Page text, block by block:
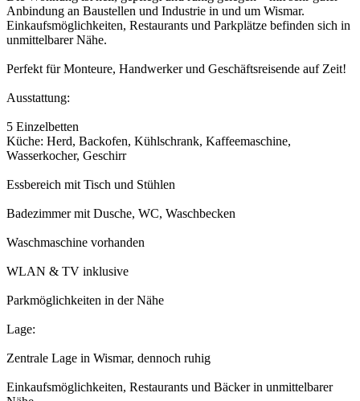
Anbindung an Baustellen und Industrie in und um Wismar.
Einkaufsmöglichkeiten, Restaurants und Parkplätze befinden sich in
unmittelbarer Nähe.
Perfekt für Monteure, Handwerker und Geschäftsreisende auf Zeit!
Ausstattung:
5 Einzelbetten
Küche: Herd, Backofen, Kühlschrank, Kaffeemaschine,
Wasserkocher, Geschirr
Essbereich mit Tisch und Stühlen
Badezimmer mit Dusche, WC, Waschbecken
Waschmaschine vorhanden
WLAN & TV inklusive
Parkmöglichkeiten in der Nähe
Lage:
Zentrale Lage in Wismar, dennoch ruhig
Einkaufsmöglichkeiten, Restaurants und Bäcker in unmittelbarer